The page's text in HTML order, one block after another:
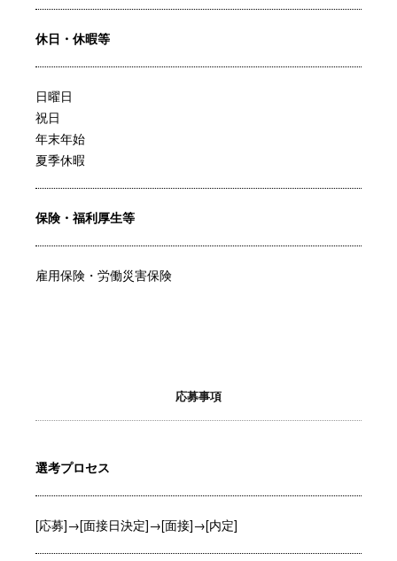
休日・休暇等
日曜日
祝日
年末年始
夏季休暇
保険・福利厚生等
雇用保険・労働災害保険
応募事項
選考プロセス
[応募]→[面接日決定]→[面接]→[内定]